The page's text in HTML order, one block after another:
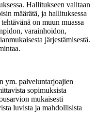
Hallitukseen valitaan
määrätä, ja hallituksessa
on muun muassa
varainhoidon,
järjestämisestä.
ym. palveluntarjoajien
sopimuksista
mukaisesti
luvista ja mahdollisista